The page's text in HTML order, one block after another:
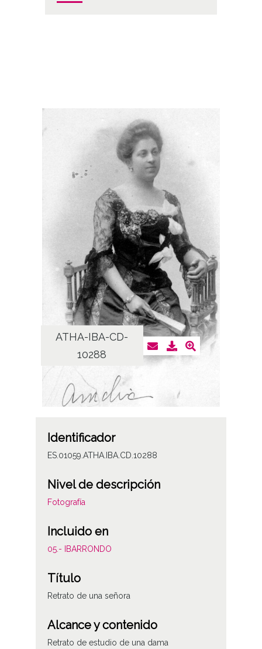
ATHA-IBA-CD-
10288
Identificador
ES.01059.ATHA.IBA.CD.10288
Nivel de descripción
Fotografía
Incluido en
05.- IBARRONDO
Título
Retrato de una señora
Alcance y contenido
Retrato de estudio de una dama